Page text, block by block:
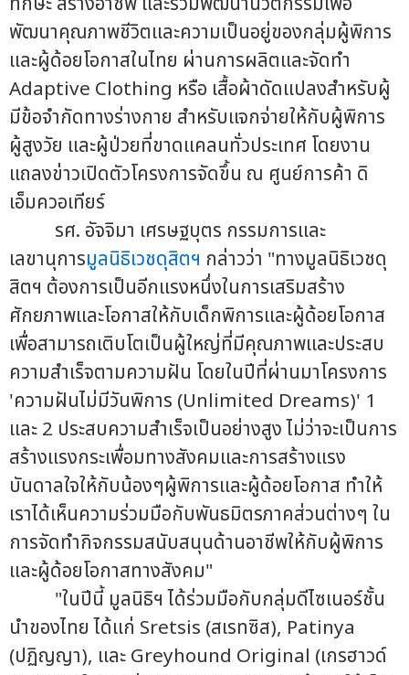
พัฒนาคุณภาพชีวิตและความเป็นอยู่ของกลุ่มผู้พิการ
และผู้ด้อยโอกาสในไทย ผ่านการผลิตและจัดทำ
Adaptive Clothing หรือ เสื้อผ้าดัดแปลงสำหรับผู้
มีข้อจำกัดทางร่างกาย สำหรับแจกจ่ายให้กับผู้พิการ
ผู้สูงวัย และผู้ป่วยที่ขาดแคลนทั่วประเทศ โดยงาน
แถลงข่าวเปิดตัวโครงการจัดขึ้น ณ ศูนย์การค้า ดิ
เอ็มควอเทียร์
รศ. อัจจิมา เศรษฐบุตร กรรมการและ
เลขานุการมูลนิธิเวชดุสิตฯ กล่าวว่า "ทางมูลนิธิเวชดุ
สิตฯ ต้องการเป็นอีกแรงหนึ่งในการเสริมสร้าง
ศักยภาพและโอกาสให้กับเด็กพิการและผู้ด้อยโอกาส
เพื่อสามารถเติบโตเป็นผู้ใหญ่ที่มีคุณภาพและประสบ
ความสำเร็จตามความฝัน โดยในปีที่ผ่านมาโครงการ
'ความฝันไม่มีวันพิการ (Unlimited Dreams)' 1
และ 2 ประสบความสำเร็จเป็นอย่างสูง ไม่ว่าจะเป็นการ
สร้างแรงกระเพื่อมทางสังคมและการสร้างแรง
บันดาลใจให้กับน้องๆผู้พิการและผู้ด้อยโอกาส ทำให้
เราได้เห็นความร่วมมือกับพันธมิตรภาคส่วนต่างๆ ใน
การจัดทำกิจกรรมสนับสนุนด้านอาชีพให้กับผู้พิการ
และผู้ด้อยโอกาสทางสังคม"
"ในปีนี้ มูลนิธิฯ ได้ร่วมมือกับกลุ่มดีไซเนอร์ชั้น
นำของไทย ได้แก่ Sretsis (สเรทซิส), Patinya
(ปฏิญญา), และ Greyhound Original (เกรฮาวด์